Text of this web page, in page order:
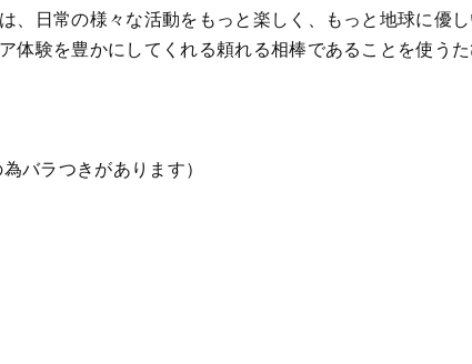
、日常の様々な活動をもっと楽しく、もっと地球に優し
体験を豊かにしてくれる頼れる相棒であることを使うた
バラつきがあります）